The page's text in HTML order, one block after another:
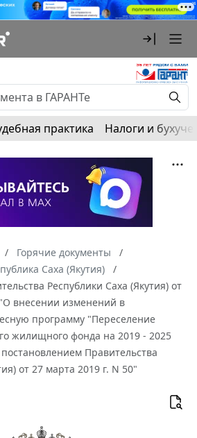
практика Налоги и
Горячие документы
Саха (Якутия)
Республики Саха (Якутия) от
внесении изменений в
программу "Переселение
жилищного фонда на 2019 - 2025
Правительства
от 27 марта 2019 г. N 50"